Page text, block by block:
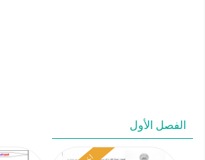
الفصل الأول